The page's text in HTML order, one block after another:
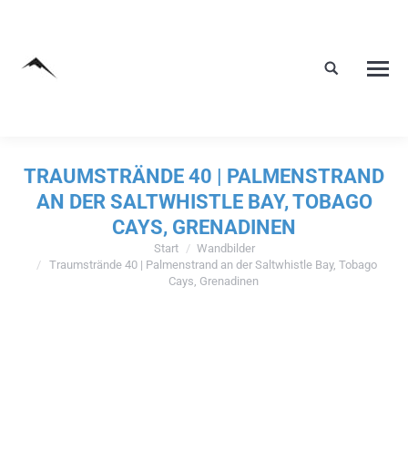
TRAUMSTRÄNDE 40 | PALMENSTRAND
AN DER SALTWHISTLE BAY, TOBAGO
CAYS, GRENADINEN
Start
Wandbilder
Traumstrände 40 | Palmenstrand an der Saltwhistle Bay, Tobago
Cays, Grenadinen